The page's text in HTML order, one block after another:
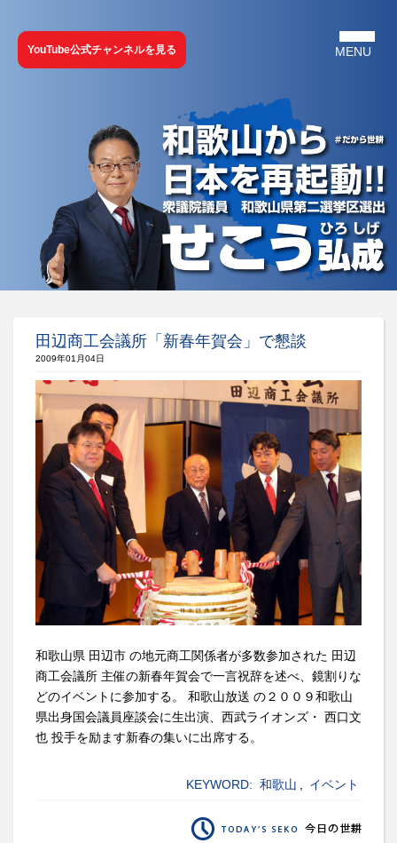
YouTube公式チャンネルを見る
田辺商工会議所「新春年賀会」で懇談
2009年01月04日
和歌山県 田辺市 の地元商工関係者が多数参加された 田辺
商工会議所 主催の新春年賀会で一言祝辞を述べ、鏡割りな
どのイベントに参加する。 和歌山放送 の２００９和歌山
県出身国会議員座談会に生出演、西武ライオンズ・ 西口文
也 投手を励ます新春の集いに出席する。
KEYWORD: 和歌山 イベント